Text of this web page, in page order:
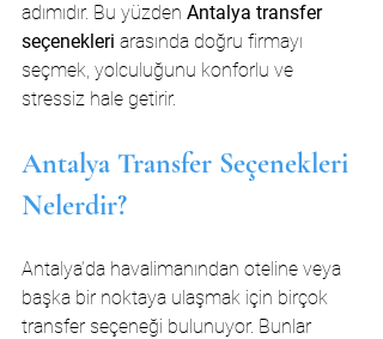
adımıdır. Bu yüzden Antalya transfer
seçenekleri arasında doğru firmayı
seçmek, yolculuğunu konforlu ve
stressiz hale getirir.
Antalya Transfer Seçenekleri
Nelerdir?
Antalya’da havalimanından oteline veya
başka bir noktaya ulaşmak için birçok
transfer seçeneği bulunuyor. Bunlar